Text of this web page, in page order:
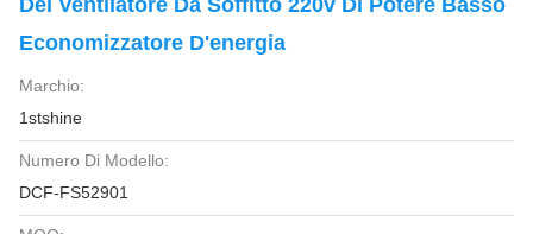
Del Ventilatore Da Soffitto 220v Di Potere Basso
Economizzatore D'energia
Marchio:
1stshine
Numero Di Modello:
DCF-FS52901